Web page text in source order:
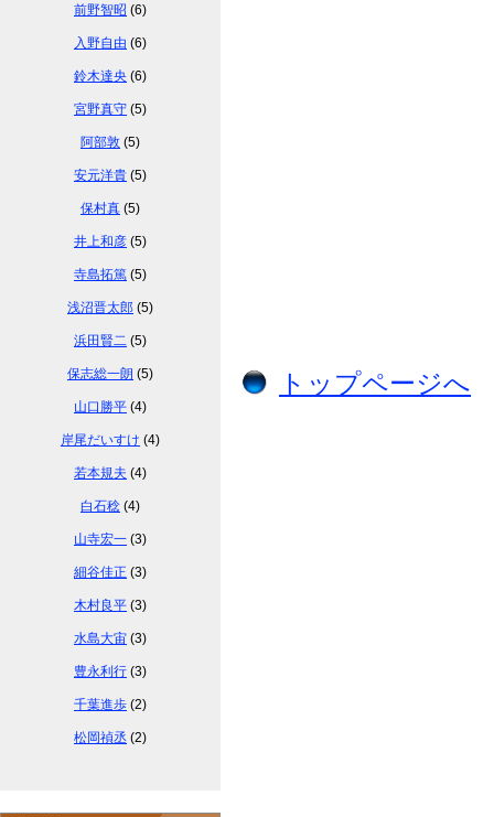
トップページへ
前野智昭 (6)
入野自由 (6)
鈴木達央 (6)
宮野真守 (5)
阿部敦 (5)
安元洋貴 (5)
保村真 (5)
井上和彦 (5)
寺島拓篤 (5)
浅沼晋太郎 (5)
浜田賢二 (5)
保志総一朗 (5)
山口勝平 (4)
岸尾だいすけ (4)
若本規夫 (4)
白石稔 (4)
山寺宏一 (3)
細谷佳正 (3)
木村良平 (3)
水島大宙 (3)
豊永利行 (3)
千葉進歩 (2)
松岡禎丞 (2)